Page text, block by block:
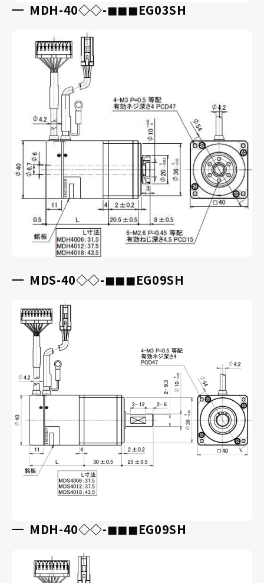
MDH-40◇◇-◼︎◼︎◼︎EG03SH
MDS-40◇◇-◼︎◼︎◼︎EG09SH
MDH-40◇◇-◼︎◼︎◼︎EG09SH